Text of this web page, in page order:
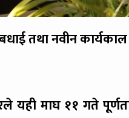
बधाई तथा नवीन
यही माघ ११ गते